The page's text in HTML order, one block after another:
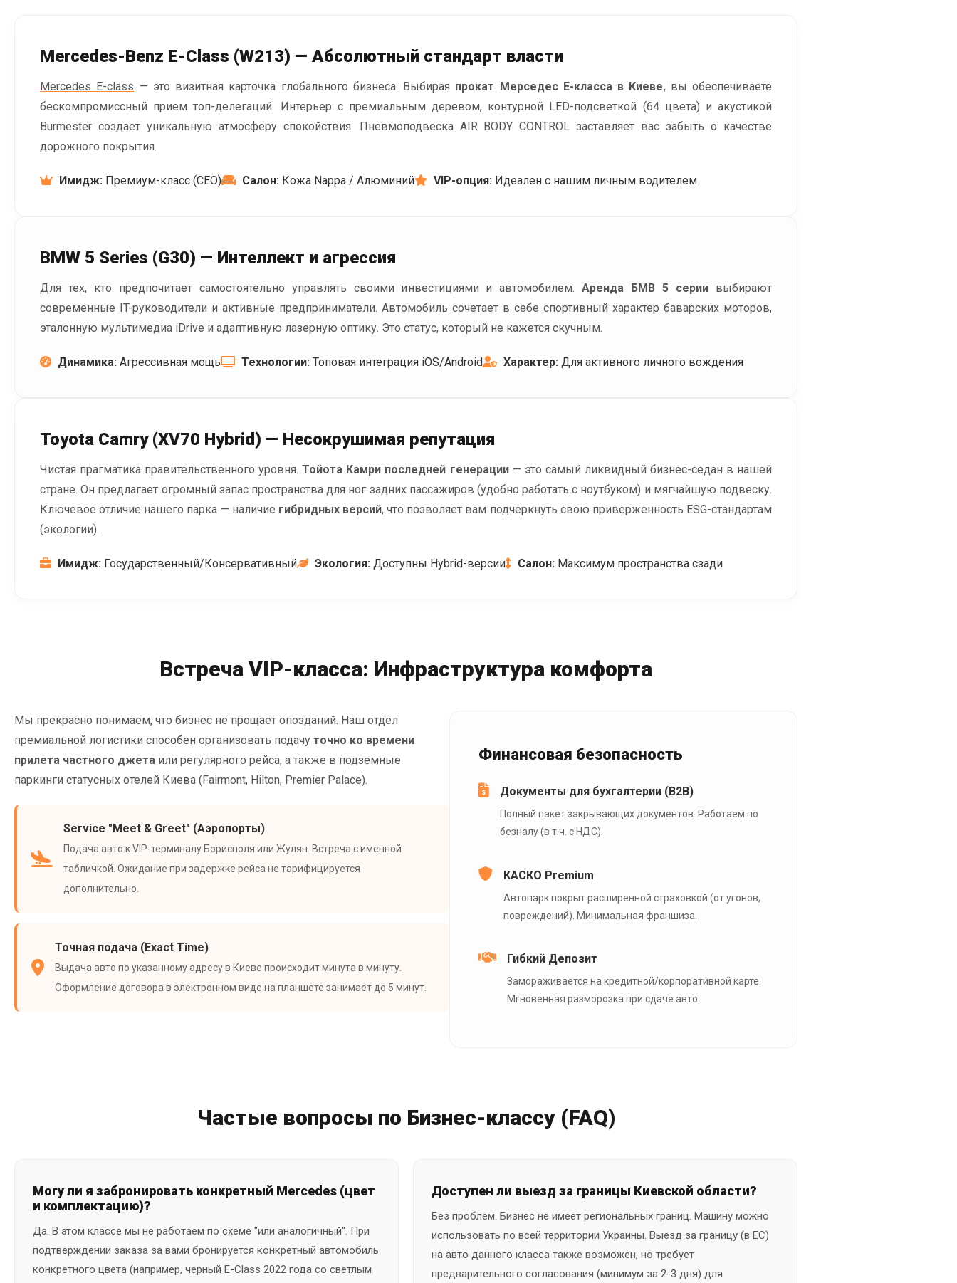
Mercedes-Benz E-Class (W213) — Абсолютный стандарт власти
Mercedes E-class — это визитная карточка глобального бизнеса. Выбирая прокат Мерседес Е-класса в Киеве, вы обеспечиваете
бескомпромиссный прием топ-делегаций. Интерьер с премиальным деревом, контурной LED-подсветкой (64 цвета) и акустикой
Burmester создает уникальную атмосферу спокойствия. Пневмоподвеска AIR BODY CONTROL заставляет вас забыть о качестве
дорожного покрытия.
Имидж: Премиум-класс (СЕО) Салон: Кожа Nappa / Алюминий VIP-опция: Идеален с нашим личным водителем
BMW 5 Series (G30) — Интеллект и агрессия
Для тех, кто предпочитает самостоятельно управлять своими инвестициями и автомобилем.Аренда БМВ 5 серии выбирают
современные IT-руководители и активные предприниматели. Автомобиль сочетает в себе спортивный характер баварских моторов,
эталонную мультимедиа iDrive и адаптивную лазерную оптику. Это статус, который не кажется скучным.
Динамика: Агрессивная мощь Технологии: Топовая интеграция iOS/Android Характер: Для активного личного вождения
Toyota Camry (XV70 Hybrid) — Несокрушимая репутация
Чистая прагматика правительственного уровня.Тойота Камри последней генерации— это самый ликвидный бизнес-седан в нашей
стране. Он предлагает огромный запас пространства для ног задних пассажиров (удобно работать с ноутбуком) и мягчайшую подвеску.
Ключевое отличие нашего парка — наличие гибридных версий, что позволяет вам подчеркнуть свою приверженность ESG-стандартам
(экологии).
Имидж: Государственный/Консервативный Экология: Доступны Hybrid-версии Салон: Максимум пространства сзади
Встреча VIP-класса: Инфраструктура комфорта
Мы прекрасно понимаем, что бизнес не прощает опозданий. Наш отдел
премиальной логистики способен организовать подачу точно ко времени
прилета частного джета или регулярного рейса, а также в подземные
паркинги статусных отелей Киева (Fairmont, Hilton, Premier Palace).
Service "Meet & Greet" (Аэропорты)
Подача авто к VIP-терминалу Борисполя или Жулян. Встреча с именной
табличкой. Ожидание при задержке рейса не тарифицируется
дополнительно.
Точная подача (Exact Time)
Выдача авто по указанному адресу в Киеве происходит минута в минуту.
Оформление договора в электронном виде на планшете занимает до 5 минут.
Финансовая безопасность
Документы для бухгалтерии (B2B)
Полный пакет закрывающих документов. Работаем по
безналу (в т.ч. с НДС).
КАСКО Premium
Автопарк покрыт расширенной страховкой (от угонов,
повреждений). Минимальная франшиза.
Гибкий Депозит
Замораживается на кредитной/корпоративной карте.
Мгновенная разморозка при сдаче авто.
Частые вопросы по Бизнес-классу (FAQ)
Могу ли я забронировать конкретный Mercedes (цвет
и комплектацию)?
Да. В этом классе мы не работаем по схеме "или аналогичный". При
подтверждении заказа за вами бронируется конкретный автомобиль
конкретного цвета (например, черный E-Class 2022 года со светлым
Доступен ли выезд за границы Киевской области?
Без проблем. Бизнес не имеет региональных границ. Машину можно
использовать по всей территории Украины. Выезд за границу (в ЕС)
на авто данного класса также возможен, но требует
предварительного согласования (минимум за 2-3 дня) для